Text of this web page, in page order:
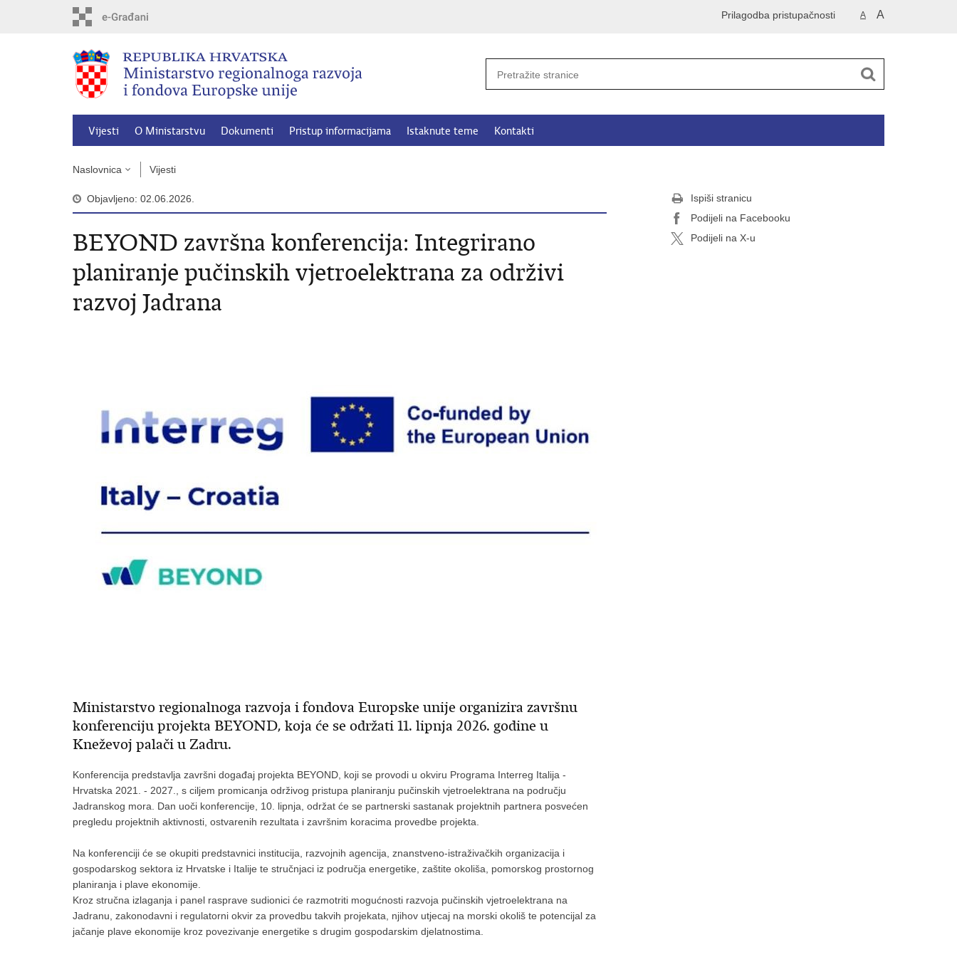
A A
Prilagodba pristupačnosti
Vijesti O Ministarstvu Dokumenti Pristup informacijama Istaknute teme Kontakti
Naslovnica Vijesti
Objavljeno: 02.06.2026.
BEYOND završna konferencija: Integrirano
planiranje pučinskih vjetroelektrana za održivi
razvoj Jadrana
Ministarstvo regionalnoga razvoja i fondova Europske unije organizira završnu
konferenciju projekta BEYOND, koja će se održati 11. lipnja 2026. godine u
Kneževoj palači u Zadru.
Konferencija predstavlja završni događaj projekta BEYOND, koji se provodi u okviru Programa Interreg Italija -
Hrvatska 2021. - 2027., s ciljem promicanja održivog pristupa planiranju pučinskih vjetroelektrana na području
Jadranskog mora. Dan uoči konferencije, 10. lipnja, održat će se partnerski sastanak projektnih partnera posvećen
pregledu projektnih aktivnosti, ostvarenih rezultata i završnim koracima provedbe projekta.
Na konferenciji će se okupiti predstavnici institucija, razvojnih agencija, znanstveno-istraživačkih organizacija i
gospodarskog sektora iz Hrvatske i Italije te stručnjaci iz područja energetike, zaštite okoliša, pomorskog prostornog
planiranja i plave ekonomije.
Kroz stručna izlaganja i panel rasprave sudionici će razmotriti mogućnosti razvoja pučinskih vjetroelektrana na
Jadranu, zakonodavni i regulatorni okvir za provedbu takvih projekata, njihov utjecaj na morski okoliš te potencijal za
jačanje plave ekonomije kroz povezivanje energetike s drugim gospodarskim djelatnostima.
Ispiši stranicu
Podijeli na Facebooku
Podijeli na X-u